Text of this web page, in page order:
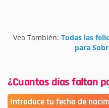
Vea También: Todas las
para
¿Cuantos días faltan
Introduce tu fecha de